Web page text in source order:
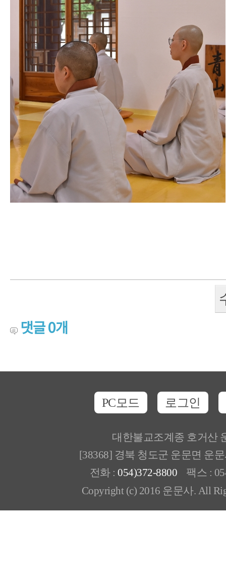
댓글0개
PC모드 로그인
대한불교조계종 호거산
[38368] 경북 청도군 운문면 운
전화 : 054)372-8800 팩스 :
Copyright (c) 2016 운문사. All